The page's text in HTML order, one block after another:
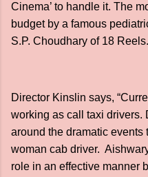
Cinema’ to handle it. The
budget by a famous
S.P. Choudhary of 18 Reels.
Director Kinslin says,
working as call taxi drivers.
around the dramatic events
woman cab driver.
role in an effective manner